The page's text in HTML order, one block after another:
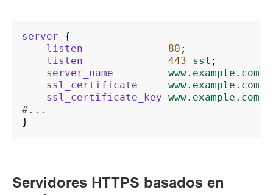
server
{
listen
80 ;
listen
443 ssl ;
server_name
www.example.com
ssl_certificate
ssl_certificate_key
#...
}
Servidores HTTPS basados en